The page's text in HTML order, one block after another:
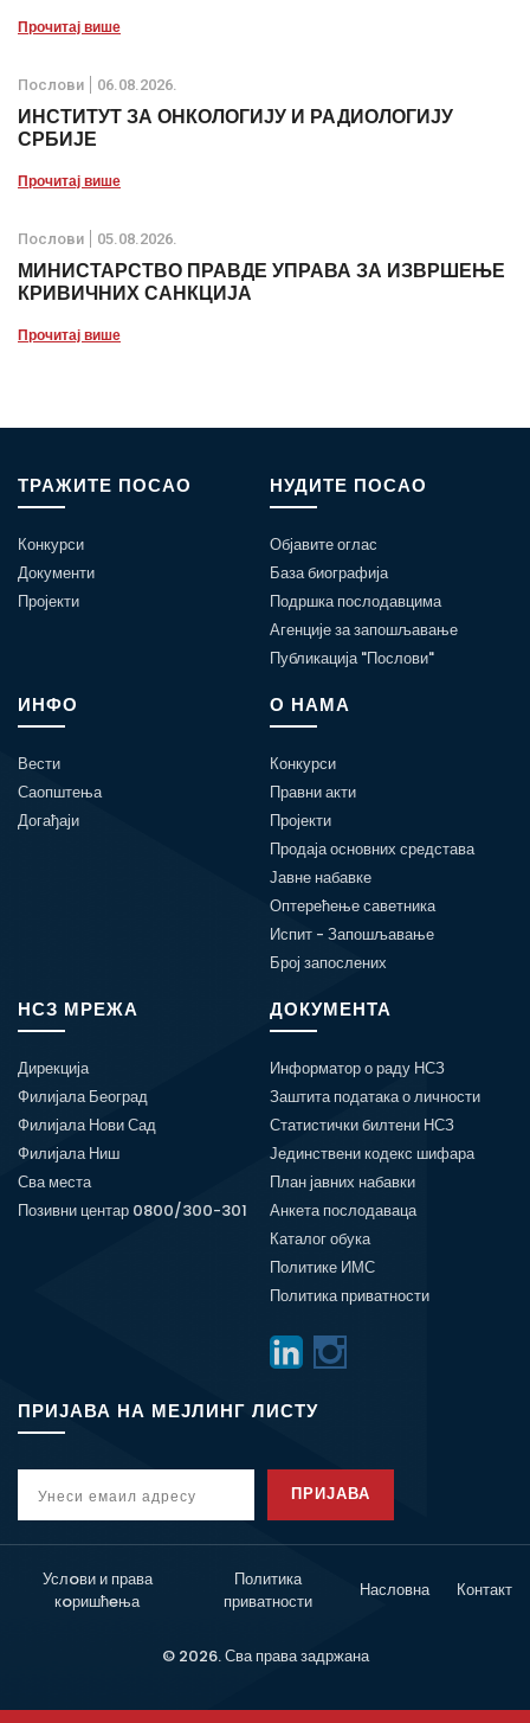
Прочитај више
Послови 06.08.2026.
ИНСТИТУТ ЗА ОНКОЛОГИЈУ И РАДИОЛОГИЈУ
СРБИЈЕ
Прочитај више
Послови 05.08.2026.
МИНИСТАРСТВО ПРАВДЕ УПРАВА ЗА ИЗВРШЕЊЕ
КРИВИЧНИХ САНКЦИЈА
Прочитај више
ТРАЖИТЕ ПОСАО
Конкурси
Документи
Пројекти
НУДИТЕ ПОСАО
Објавите оглас
База биографија
Подршка послодавцима
Агенције за запошљавање
Публикација "Послови"
ИНФО
Вести
Саопштења
Догађаји
О НАМА
Конкурси
Правни акти
Пројекти
Продаја основних средстава
Јавне набавке
Оптерећење саветника
Испит - Запошљавање
Број запослених
НСЗ МРЕЖА
Дирекција
Филијала Београд
Филијала Нови Сад
Филијала Ниш
Сва места
Позивни центар 0800/300-301
ДОКУМЕНТА
Информатор о раду НСЗ
Заштита података о личности
Статистички билтени НСЗ
Јединствени кодекс шифара
План јавних набавки
Анкета послодаваца
Каталог обука
Политике ИМС
Политика приватности
ПРИЈАВА НА МЕЈЛИНГ ЛИСТУ
ПРИЈАВА
Услoви и права
кoришћeња
Политика
приватности
Насловна Контакт
© 2026. Сва права задржана